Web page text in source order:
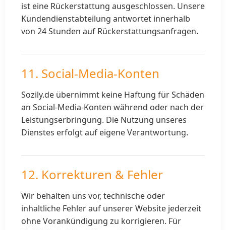
ist eine Rückerstattung ausgeschlossen. Unsere
Kundendienstabteilung antwortet innerhalb
von 24 Stunden auf Rückerstattungsanfragen.
11. Social-Media-Konten
Sozily.de übernimmt keine Haftung für Schäden
an Social-Media-Konten während oder nach der
Leistungserbringung. Die Nutzung unseres
Dienstes erfolgt auf eigene Verantwortung.
12. Korrekturen & Fehler
Wir behalten uns vor, technische oder
inhaltliche Fehler auf unserer Website jederzeit
ohne Vorankündigung zu korrigieren. Für